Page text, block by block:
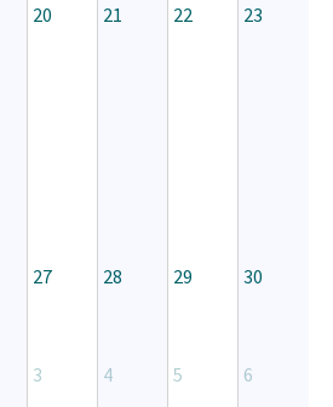
20 21 22 23
27 28 29 30
3 4 5 6